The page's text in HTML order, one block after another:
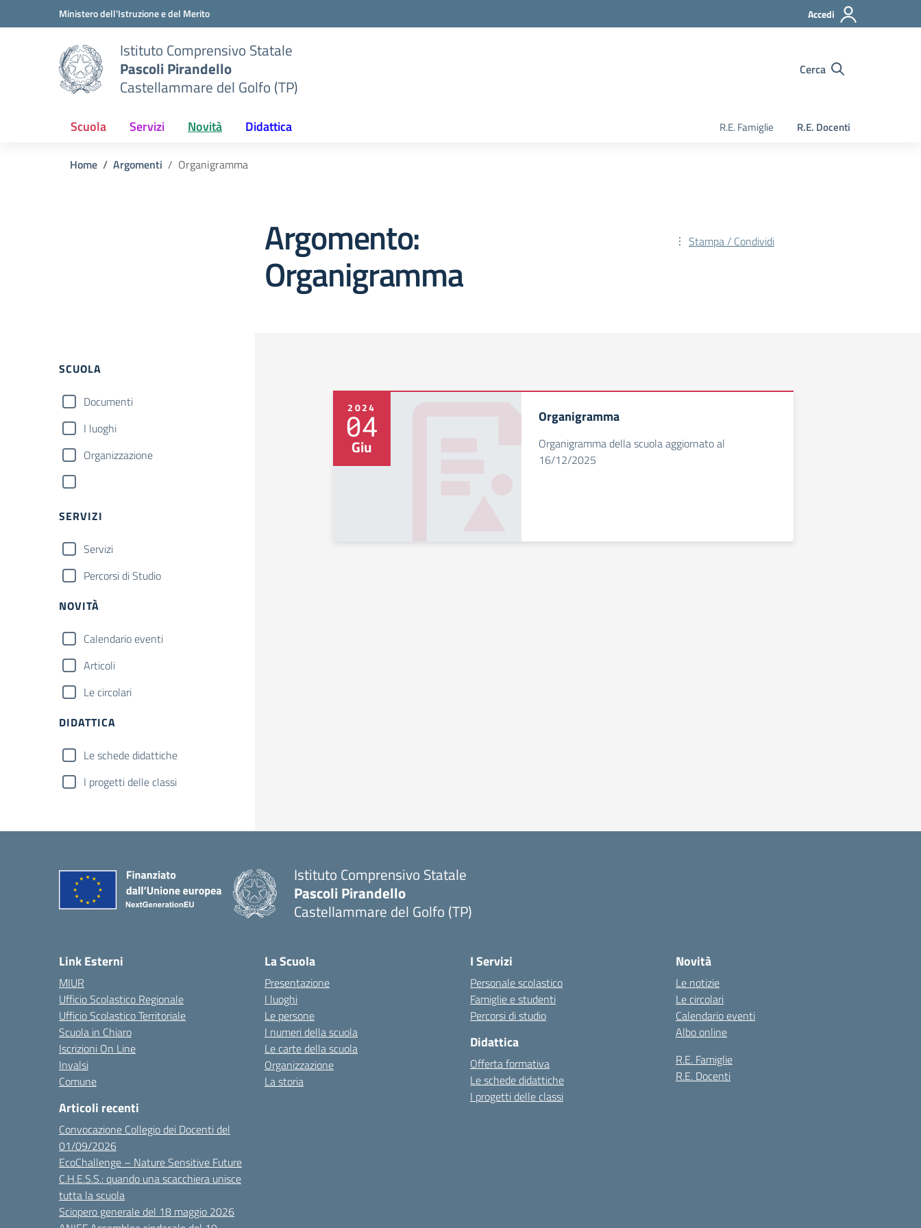
Vai ai contenuti
Vai al menu di navigazioneMinistero dell'Istruzione e del Merito Accedi
Istituto Comprensivo Statale
Pascoli Pirandello
Castellammare del Golfo (TP)
Cerca
Scuola Servizi Novità Didattica R.E. Famiglie R.E. Docenti
Home Argomenti Organigramma
Argomento:
Organigramma
Stampa / Condividi
SCUOLA
Documenti
I luoghi
Organizzazione
SERVIZI
Servizi
Percorsi di Studio
NOVITÀ
Calendario eventi
Articoli
Le circolari
DIDATTICA
Le schede didattiche
I progetti delle classi
2024
04
Giu
Organigramma
Organigramma della scuola aggiornato al
16/12/2025
Istituto Comprensivo Statale
Pascoli Pirandello
Castellammare del Golfo (TP)
Link Esterni
MIUR
Ufficio Scolastico Regionale
Ufficio Scolastico Territoriale
Scuola in Chiaro
Iscrizioni On Line
Invalsi
Comune
Articoli recenti
Convocazione Collegio dei Docenti del
01/09/2026
EcoChallenge – Nature Sensitive Future
C.H.E.S.S.: quando una scacchiera unisce
tutta la scuola
Sciopero generale del 18 maggio 2026
La Scuola
Presentazione
I luoghi
Le persone
I numeri della scuola
Le carte della scuola
Organizzazione
La storia
I Servizi
Personale scolastico
Famiglie e studenti
Percorsi di studio
Didattica
Offerta formativa
Le schede didattiche
I progetti delle classi
Novità
Le notizie
Le circolari
Calendario eventi
Albo online
R.E. Famiglie
R.E. Docenti